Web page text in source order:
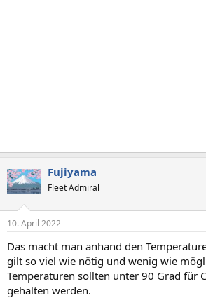
Fujiyama
Fleet Admiral
10. April 2022
Das macht man anhand den
gilt so viel wie nötig und wenig wie
Temperaturen sollten unter 90 Grad für
gehalten werden.